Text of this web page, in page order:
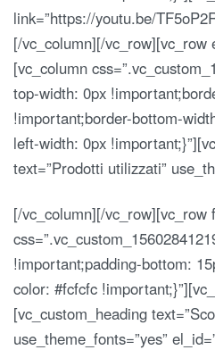
link=”https://youtu.be/
[/vc_column][/vc_row][vc_row
[vc_column
top-width: 0px
!important;border-bottom-
left-width: 0px
text=”Prodotti utilizzati”
[/vc_column][/vc_row][vc_row
!important;padding-bottom:
color: #fcfcfc
[vc_custom_heading
use_theme_fonts=”yes”